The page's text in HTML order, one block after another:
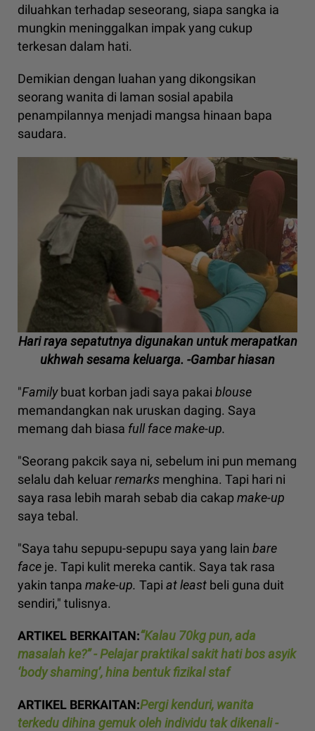
diluahkan terhadap seseorang, siapa sangka ia
mungkin meninggalkan impak yang cukup
terkesan dalam hati.
Demikian dengan luahan yang dikongsikan
seorang wanita di laman sosial apabila
penampilannya menjadi mangsa hinaan bapa
saudara.
Hari raya sepatutnya digunakan untuk merapatkan
ukhwah sesama keluarga. -Gambar hiasan
"Familybuat korban jadi saya pakai blouse
memandangkan nak uruskan daging. Saya
memang dah biasa full face make-up.
"Seorang pakcik saya ni, sebelum ini pun memang
selalu dah keluarremarks menghina. Tapi hari ni
saya rasa lebih marah sebab dia cakapmake-up
saya tebal.
"Saya tahu sepupu-sepupu saya yang lain bare
face je. Tapi kulit mereka cantik. Saya tak rasa
yakin tanpa make-up. Tapi at least beli guna duit
sendiri," tulisnya.
ARTIKEL BERKAITAN:“Kalau 70kg pun, ada
masalah ke?” - Pelajar praktikal sakit hati bos asyik
‘body shaming’, hina bentuk fizikal staf
ARTIKEL BERKAITAN:Pergi kenduri, wanita
terkedu dihina gemuk oleh individu tak dikenali -